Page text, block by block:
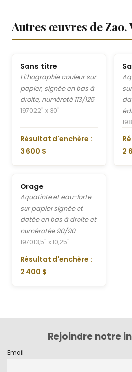
Autres œuvres de Zao,
Sans titre
Lithographie couleur sur
papier, signée en bas à
droite, numéroté 113/125
197022" x 30"
Résultat d'enchère :
3 600 $
2
Orage
Aquatinte et eau-forte
sur papier signée et
datée en bas à droite et
numérotée 90/90
197013,5" x 10,25"
Résultat d'enchère :
2 400 $
Rejoindre notre
Email